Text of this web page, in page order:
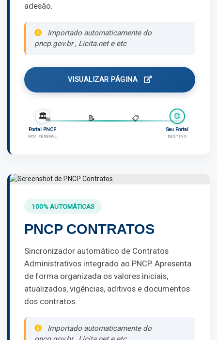
adesão.
Importado automaticamente do
pncp.gov.br , Licita.net e etc
VISUALIZAR PÁGINA
🏛️
Portal PNCP
GOV. FEDERAL
📄
📋 📝
💼 🌐
Seu Portal
DESTINO
100% AUTOMÁTICAS
PNCP CONTRATOS
Sincronizador automático de Contratos
Administrativos integrado ao PNCP. Apresenta
de forma organizada os valores iniciais,
atualizados, vigências, aditivos e documentos
dos contratos.
Importado automaticamente do